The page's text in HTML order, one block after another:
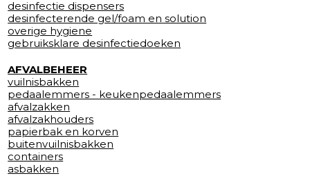
desinfectie dispensers
desinfecterende gel/foam en solution
overige hygiene
gebruiksklare desinfectiedoeken
AFVALBEHEER
vuilnisbakken
pedaalemmers - keukenpedaalemmers
afvalzakken
afvalzakhouders
papierbak en korven
buitenvuilnisbakken
containers
asbakken